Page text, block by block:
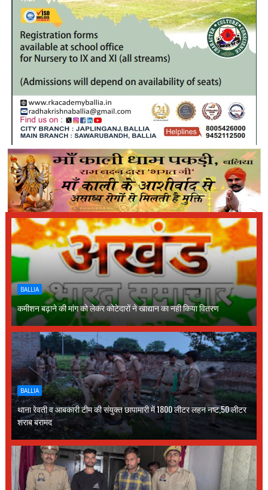
BALLIA
कमीशन बढ़ाने की मांग को लेकर कोटेदारों ने खाद्यान का नही किया वितरण
BALLIA
थाना रेवती व आबकारी टीम की संयुक्त छापामारी में 1800 लीटर लहन नष्ट,50 लीटर
शराब बरामद